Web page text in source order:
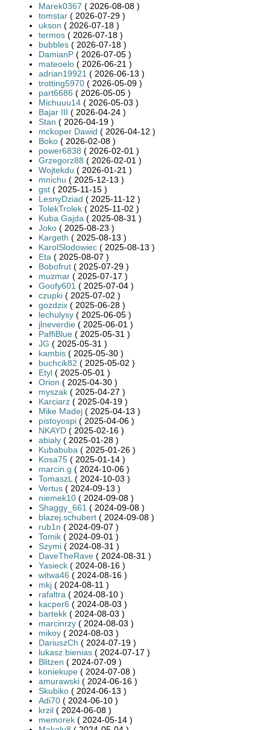
Marek0367 ( 2026-08-08 )
tomstar ( 2026-07-29 )
ukson ( 2026-07-18 )
termos ( 2026-07-18 )
bubbles ( 2026-07-18 )
DamianP ( 2026-07-05 )
mateoelo ( 2026-06-21 )
adrian19921 ( 2026-06-13 )
trotting5970 ( 2026-05-09 )
part6686 ( 2026-05-05 )
Michuuu14 ( 2026-05-03 )
Bajar III ( 2026-04-24 )
Stan ( 2026-04-19 )
mckoper Dawid ( 2026-04-12 )
Boko ( 2026-02-08 )
power6838 ( 2026-02-01 )
Grzegorz88 ( 2026-02-01 )
Wojtekdu ( 2026-01-21 )
mnichu ( 2025-12-13 )
gst ( 2025-11-15 )
LesnyDziad ( 2025-11-12 )
TolekTrolek ( 2025-11-02 )
Kuba Gajda ( 2025-08-31 )
Joko ( 2025-08-23 )
Kargeth ( 2025-08-13 )
KarolSlodowiec ( 2025-08-13 )
Eta ( 2025-08-07 )
Bobofrut ( 2025-07-29 )
muzmar ( 2025-07-17 )
Goofy601 ( 2025-07-04 )
czupki ( 2025-07-02 )
gozdzix ( 2025-06-28 )
lechulysy ( 2025-06-05 )
jlneverdie ( 2025-06-01 )
PaffiBlue ( 2025-05-31 )
JG ( 2025-05-31 )
kambis ( 2025-05-30 )
buchcik82 ( 2025-05-02 )
Etyl ( 2025-05-01 )
Orion ( 2025-04-30 )
myszak ( 2025-04-27 )
Karciarz ( 2025-04-19 )
Mike Madej ( 2025-04-13 )
pistoyospi ( 2025-04-06 )
NKAYD ( 2025-02-16 )
abialy ( 2025-01-28 )
Kubabuba ( 2025-01-26 )
Kosa75 ( 2025-01-14 )
marcin.g ( 2024-10-06 )
TomaszL ( 2024-10-03 )
Vertus ( 2024-09-13 )
niemek10 ( 2024-09-08 )
Shaggy_661 ( 2024-09-08 )
blazej.schubert ( 2024-09-08 )
rub1n ( 2024-09-07 )
Tomik ( 2024-09-01 )
Szymi ( 2024-08-31 )
DaveTheRave ( 2024-08-31 )
Yasieck ( 2024-08-16 )
witwa46 ( 2024-08-16 )
mkj ( 2024-08-11 )
rafaltra ( 2024-08-10 )
kacper6 ( 2024-08-03 )
bartekk ( 2024-08-03 )
marcinrzy ( 2024-08-03 )
mikoy ( 2024-08-03 )
DariuszCh ( 2024-07-19 )
lukasz.bienias ( 2024-07-17 )
Blitzen ( 2024-07-09 )
koniekupe ( 2024-07-08 )
amurawski ( 2024-06-16 )
Skubiko ( 2024-06-13 )
Adi70 ( 2024-06-10 )
krzil ( 2024-06-08 )
memorek ( 2024-05-14 )